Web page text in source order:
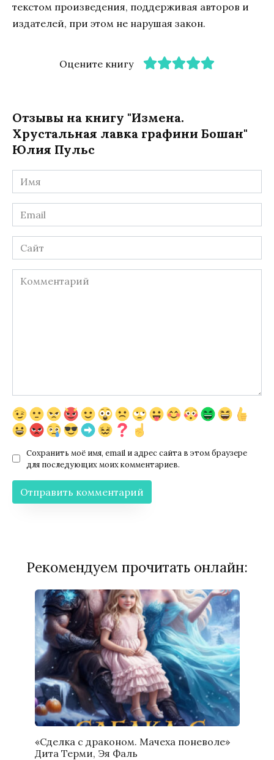
текстом произведения, поддерживая авторов и
издателей, при этом не нарушая закон.
Оцените книгу
Отзывы на книгу "Измена.
Хрустальная лавка графини Бошан"
Юлия Пульс
Имя
*
Email
*
Сайт
Комментарий
Сохранить моё имя, email и адрес сайта в этом браузере
для последующих моих комментариев.
Рекомендуем прочитать онлайн:
«Сделка с драконом. Мачеха поневоле»
Дита Терми, Эя Фаль